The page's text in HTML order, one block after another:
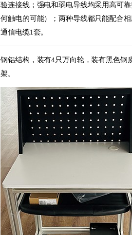
验连接线；强电和弱电导线均采用高可
何触电的可能）；两种导线都只能配合
通信电缆1套。
钢铝结构，装有4只万向轮，装有黑色钢
架。